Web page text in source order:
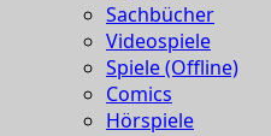
Sachbücher
Videospiele
Spiele (Offline)
Comics
Hörspiele